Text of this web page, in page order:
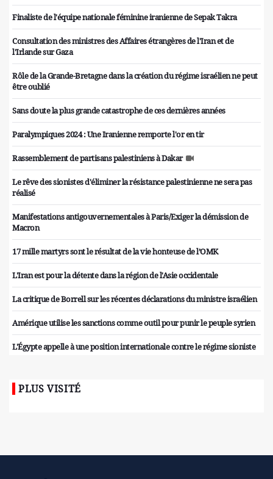
Finaliste de l'équipe nationale féminine iranienne de Sepak Takra
Consultation des ministres des Affaires étrangères de l'Iran et de
l'Irlande sur Gaza
Rôle de la Grande-Bretagne dans la création du régime israélien ne peut
être oublié
Sans doute la plus grande catastrophe de ces dernières années
Paralympiques 2024 : Une Iranienne remporte l'or en tir
Rassemblement de partisans palestiniens à Dakar
Le rêve des sionistes d'éliminer la résistance palestinienne ne sera pas
réalisé
Manifestations antigouvernementales à Paris/Exiger la démission de
Macron
17 mille martyrs sont le résultat de la vie honteuse de l’OMK
L'Iran est pour la détente dans la région de l'Asie occidentale
La critique de Borrell sur les récentes déclarations du ministre israélien
Amérique utilise les sanctions comme outil pour punir le peuple syrien
L'Égypte appelle à une position internationale contre le régime sioniste
PLUS VISITÉ